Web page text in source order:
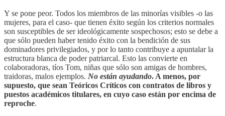
Y se pone peor. Todos los miembros de las minorías visibles -o las
mujeres, para el caso- que tienen éxito según los criterios normales
son susceptibles de ser ideológicamente sospechosos; esto se debe a
que sólo pueden haber tenido éxito con la bendición de sus
dominadores privilegiados, y por lo tanto contribuye a apuntalar la
estructura blanca de poder patriarcal. Esto las convierte en
colaboradoras, tíos Tom, niñas que sólo son amigas de hombres,
traidoras, malos ejemplos. No están ayudando. A menos, por
supuesto, que sean Teóricos Críticos con contratos de libros y
puestos académicos titulares, en cuyo caso están por encima de
reproche.